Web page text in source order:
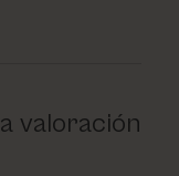
valoración